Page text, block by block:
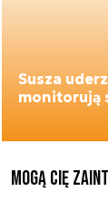
Susza
monitorują
Mogą Cię